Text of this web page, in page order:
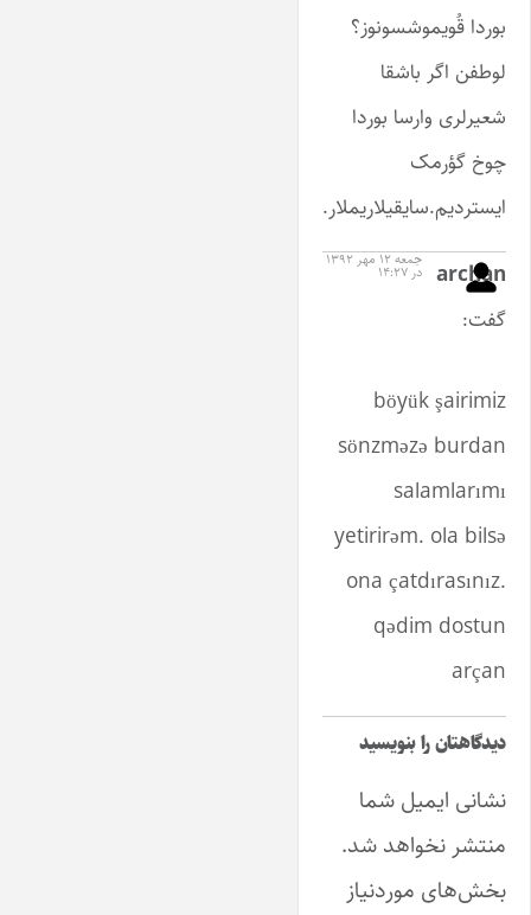
بوردا قُویموشسونوز؟
لوطفن اگر باشقا
شعیرلری وارسا بوردا
چوخ گؤرمک
ایستردیم.سایقیلاریملار.
archan
گفت:
جمعه ۱۲ مهر ۱۳۹۲
در ۱۴:۲۷
böyük şairimiz
sönzməzə burdan
salamlarımı
yetirirəm. ola bilsə
ona çatdırasınız.
qədim dostun
arçan
دیدگاهتان را بنویسید
نشانی ایمیل شما
منتشر نخواهد شد.
بخش‌های موردنیاز